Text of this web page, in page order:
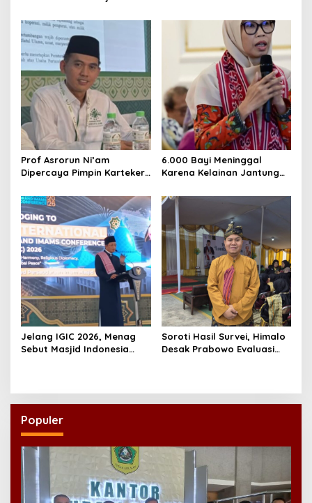
Model Nasional
Massal
Prof Asrorun Ni’am
Dipercaya Pimpin Karteker
Regenerasi Kepemimpinan
NU
6.000 Bayi Meninggal
Karena Kelainan Jantung
Pemerataan Operasi
Jantung Anak
Jelang IGIC 2026, Menag
Sebut Masjid Indonesia
Soroti Hasil Survei, Himalo
Desak Prabowo Evaluasi
Populer